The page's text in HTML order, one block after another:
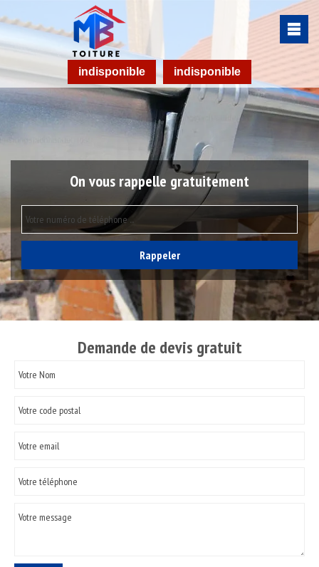
indisponible indisponible
On vous rappelle gratuitement
Demande de devis gratuit